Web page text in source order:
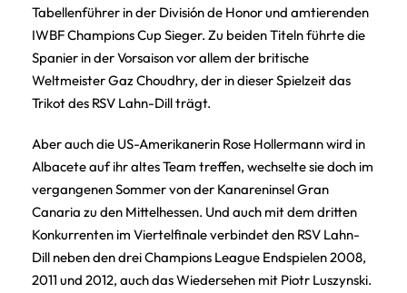
Tabellenführer in der División de Honor und amtierenden
IWBF Champions Cup Sieger. Zu beiden Titeln führte die
Spanier in der Vorsaison vor allem der britische
Weltmeister Gaz Choudhry, der in dieser Spielzeit das
Trikot des RSV Lahn-Dill trägt.
Aber auch die US-Amerikanerin Rose Hollermann wird in
Albacete auf ihr altes Team treffen, wechselte sie doch im
vergangenen Sommer von der Kanareninsel Gran
Canaria zu den Mittelhessen. Und auch mit dem dritten
Konkurrenten im Viertelfinale verbindet den RSV Lahn-
Dill neben den drei Champions League Endspielen 2008,
2011 und 2012, auch das Wiedersehen mit Piotr Luszynski.